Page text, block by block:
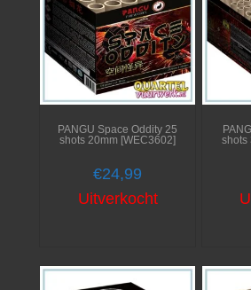
PANGU Space Oddity 25
shots 20mm [WEC3602]
€24,99
Uitverkocht
shots